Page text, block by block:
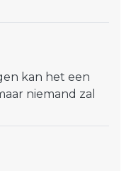
kan het een
niemand zal